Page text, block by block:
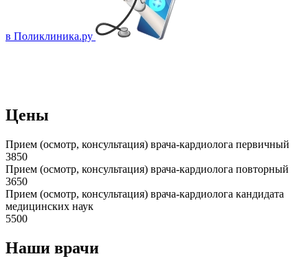
в Поликлиника.ру
Цены
Прием (осмотр, консультация) врача-кардиолога первичный
3850
Прием (осмотр, консультация) врача-кардиолога повторный
3650
Прием (осмотр, консультация) врача-кардиолога кандидата
медицинских наук
5500
Наши врачи